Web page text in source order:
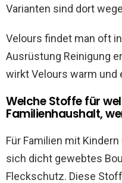
Varianten sind dort
Velours findet man oft
Ausrüstung Reinigung
wirkt Velours warm und
Welche Stoffe für
Familienhaushalt,
Für Familien mit
sich dicht gewebtes
Fleckschutz. Diese